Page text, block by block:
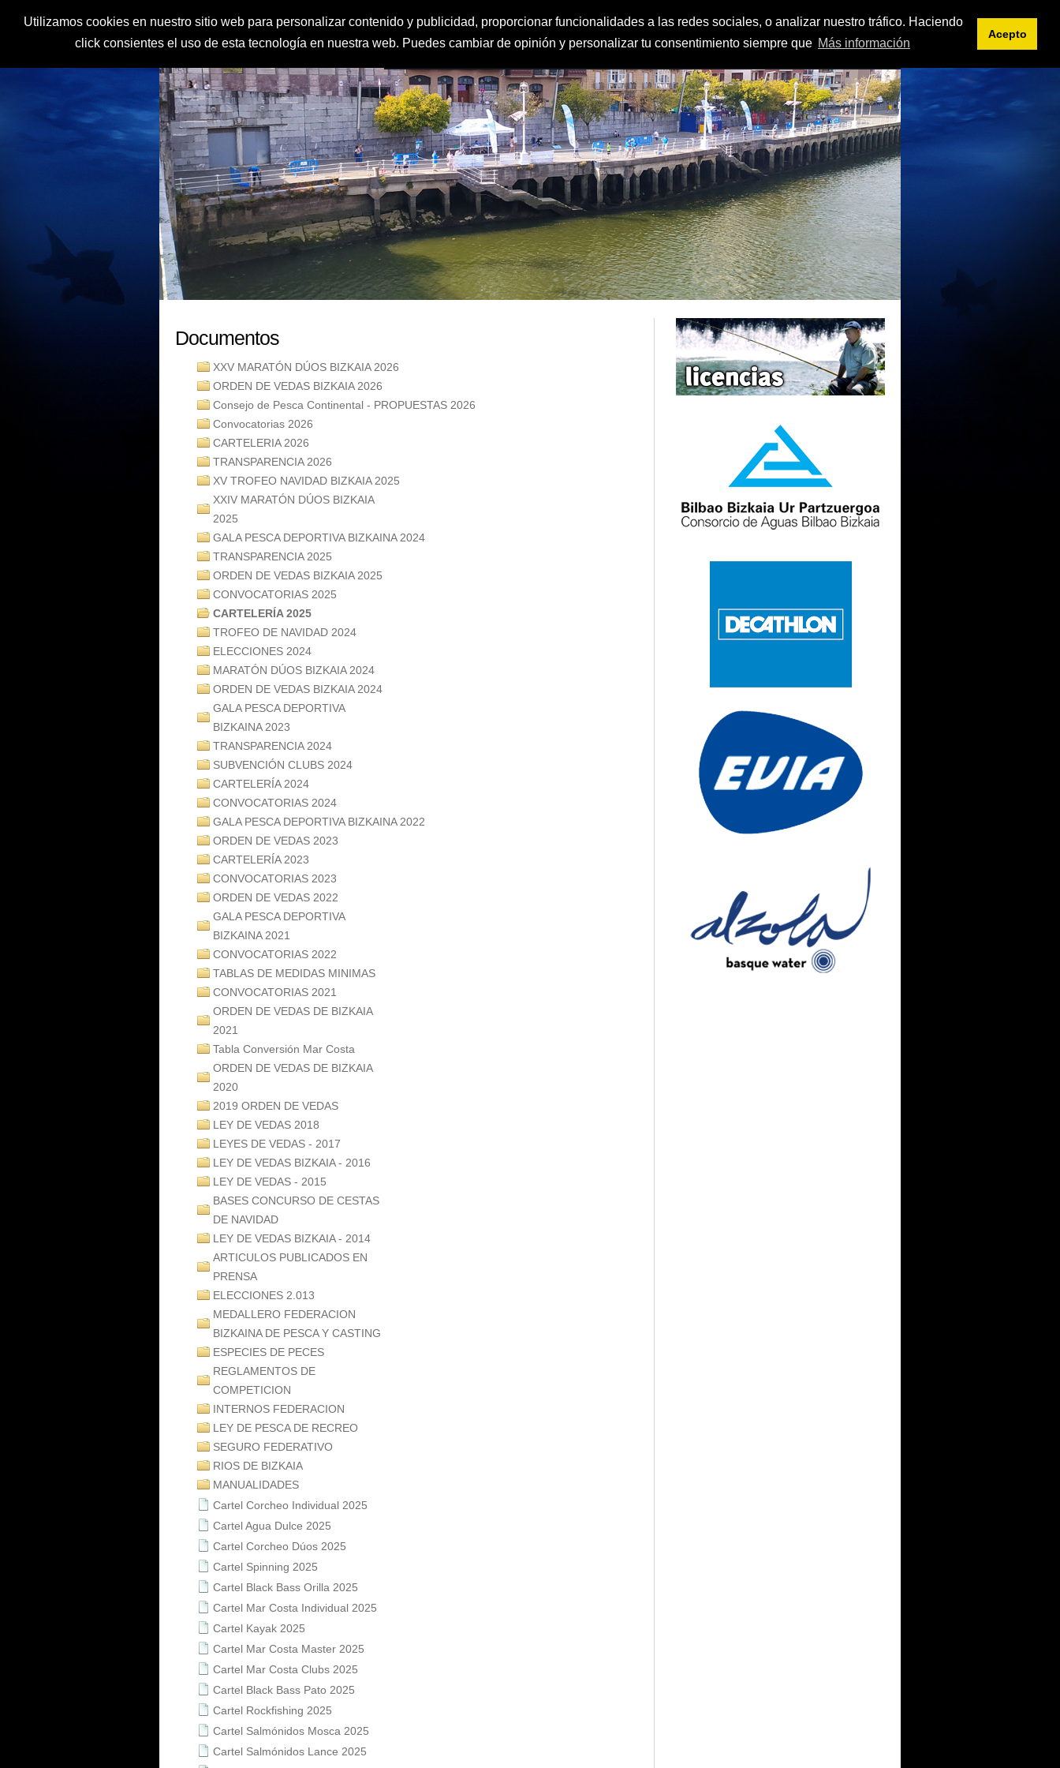
Utilizamos cookies en nuestro sitio web para personalizar contenido y publicidad, proporcionar funcionalidades a las redes sociales, o analizar nuestro tráfico. Haciendo
click consientes el uso de esta tecnología en nuestra web. Puedes cambiar de opinión y personalizar tu consentimiento siempre que Más información
Acepto
FEDERACIÓN CLUBES IGUALDAD Y PROTECCIÓN AL MENOR CLASIFICACIONES DOCUMENTOS
ENLACES
Documentos
XXV MARATÓN DÚOS BIZKAIA 2026
ORDEN DE VEDAS BIZKAIA 2026
Consejo de Pesca Continental - PROPUESTAS 2026
Convocatorias 2026
CARTELERIA 2026
TRANSPARENCIA 2026
XV TROFEO NAVIDAD BIZKAIA 2025
XXIV MARATÓN DÚOS BIZKAIA
2025
GALA PESCA DEPORTIVA BIZKAINA 2024
TRANSPARENCIA 2025
ORDEN DE VEDAS BIZKAIA 2025
CONVOCATORIAS 2025
CARTELERÍA 2025
TROFEO DE NAVIDAD 2024
ELECCIONES 2024
MARATÓN DÚOS BIZKAIA 2024
ORDEN DE VEDAS BIZKAIA 2024
GALA PESCA DEPORTIVA
BIZKAINA 2023
TRANSPARENCIA 2024
SUBVENCIÓN CLUBS 2024
CARTELERÍA 2024
CONVOCATORIAS 2024
GALA PESCA DEPORTIVA BIZKAINA 2022
ORDEN DE VEDAS 2023
CARTELERÍA 2023
CONVOCATORIAS 2023
ORDEN DE VEDAS 2022
GALA PESCA DEPORTIVA
BIZKAINA 2021
CONVOCATORIAS 2022
TABLAS DE MEDIDAS MINIMAS
CONVOCATORIAS 2021
ORDEN DE VEDAS DE BIZKAIA
2021
Tabla Conversión Mar Costa
ORDEN DE VEDAS DE BIZKAIA
2020
2019 ORDEN DE VEDAS
LEY DE VEDAS 2018
LEYES DE VEDAS - 2017
LEY DE VEDAS BIZKAIA - 2016
LEY DE VEDAS - 2015
BASES CONCURSO DE CESTAS
DE NAVIDAD
LEY DE VEDAS BIZKAIA - 2014
ARTICULOS PUBLICADOS EN
PRENSA
ELECCIONES 2.013
MEDALLERO FEDERACION
BIZKAINA DE PESCA Y CASTING
ESPECIES DE PECES
REGLAMENTOS DE
COMPETICION
INTERNOS FEDERACION
LEY DE PESCA DE RECREO
SEGURO FEDERATIVO
RIOS DE BIZKAIA
MANUALIDADES
Cartel Corcheo Individual 2025
Cartel Agua Dulce 2025
Cartel Corcheo Dúos 2025
Cartel Spinning 2025
Cartel Black Bass Orilla 2025
Cartel Mar Costa Individual 2025
Cartel Kayak 2025
Cartel Mar Costa Master 2025
Cartel Mar Costa Clubs 2025
Cartel Black Bass Pato 2025
Cartel Rockfishing 2025
Cartel Salmónidos Mosca 2025
Cartel Salmónidos Lance 2025